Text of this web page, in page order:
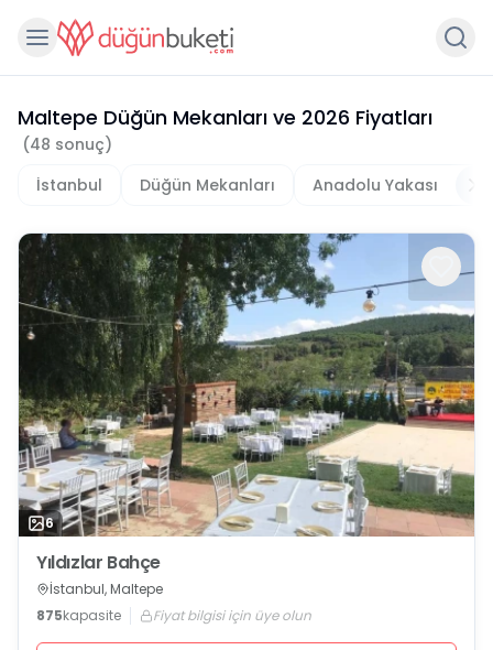
Maltepe Düğün Mekanları ve 2026 Fiyatları
(48 sonuç)
İstanbul
Düğün Mekanları Anadolu Yakası
6
Yıldızlar Bahçe
İstanbul, Maltepe
875kapasite Fiyat bilgisi için üye olun